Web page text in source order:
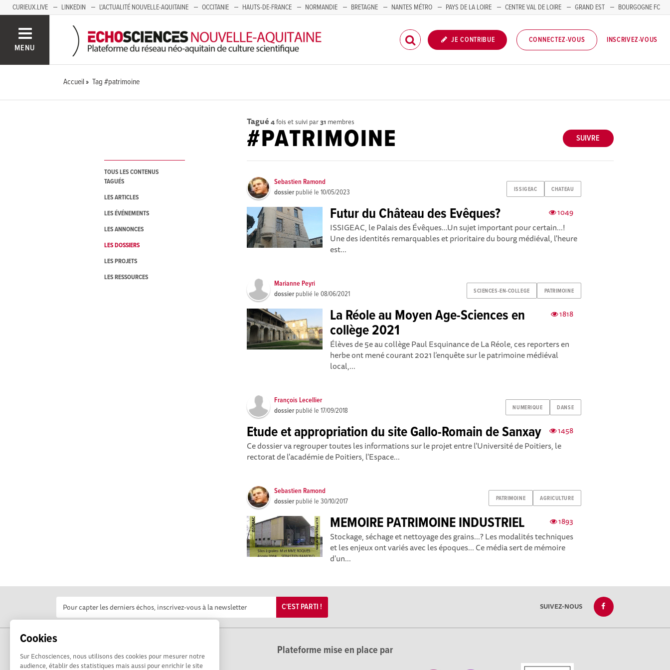
Cookies
Sur Echosciences, nous utilisons des cookies pour mesurer notre
audience, établir des statistiques mais aussi pour enrichir le site
CURIEUX.LIVE LINKEDIN L'ACTUALITÉ NOUVELLE-AQUITAINE OCCITANIE HAUTS-DE-FRANCE NORMANDIE BRETAGNE NANTES MÉTRO PAYS DE LA LOIRE CENTRE VAL DE LOIRE GRAND EST
BOURGOGNE FC
MENU
JE CONTRIBUE CONNECTEZ-VOUS INSCRIVEZ-VOUS
Accueil Tag #patrimoine
TOUS LES CONTENUS
TAGUÉS
LES ARTICLES
LES ÉVÉNEMENTS
LES ANNONCES
LES DOSSIERS
LES PROJETS
LES RESSOURCES
Tagué 4fois et suivi par31 membres
SUIVRE
#PATRIMOINE
ISSIGEAC CHATEAU
Sebastien Ramond
dossier publié le10/05/2023
1049
Futur du Château des Evêques?
ISSIGEAC, le Palais des Évêques...Un sujet important pour certain...!
Une des identités remarquables et prioritaire du bourg médiéval, l'heure
est...
SCIENCES-EN-COLLEGE PATRIMOINE
Marianne Peyri
dossier publié le08/06/2021
1818
La Réole au Moyen Age-Sciences en
collège 2021
Élèves de 5e au collège Paul Esquinance de La Réole, ces reporters en
herbe ont mené courant 2021 l’enquête sur le patrimoine médiéval
local,...
NUMERIQUE DANSE
François Lecellier
dossier publié le17/09/2018
1458
Etude et appropriation du site Gallo-Romain de Sanxay
Ce dossier va regrouper toutes les informations sur le projet entre l'Université de Poitiers, le
rectorat de l'académie de Poitiers, l'Espace...
PATRIMOINE AGRICULTURE
Sebastien Ramond
dossier publié le30/10/2017
1893
MEMOIRE PATRIMOINE INDUSTRIEL
Stockage, séchage et nettoyage des grains...? Les modalités techniques
et les enjeux ont variés avec les époques... Ce média sert de mémoire
d'un...
C'EST PARTI ! SUIVEZ-NOUS
Plateforme mise en place par